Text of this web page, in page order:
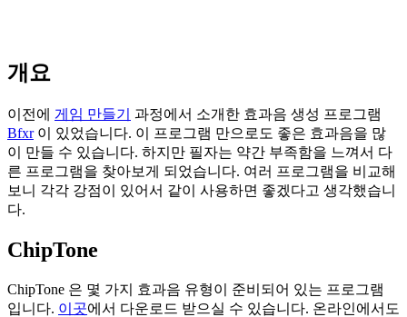
개요
이전에 게임 만들기
과정에서 소개한 효과음 생성 프로그램
Bfxr이 있었습니다. 이 프로그램 만으로도 좋은 효과음을 많
이 만들 수 있습니다. 하지만 필자는 약간 부족함을 느껴서 다
른 프로그램을 찾아보게 되었습니다. 여러 프로그램을 비교해
보니 각각 강점이 있어서 같이 사용하면 좋겠다고 생각했습니
다.
ChipTone
ChipTone 은 몇 가지 효과음 유형이 준비되어 있는 프로그램
입니다. 이곳에서 다운로드 받으실 수 있습니다. 온라인에서도